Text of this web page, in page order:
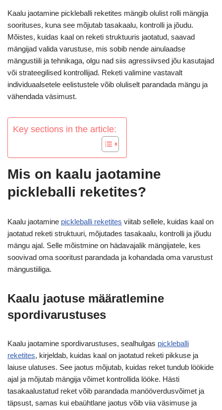
Kaalu jaotamine pickleballi reketites mängib olulist rolli mängija
soorituses, kuna see mõjutab tasakaalu, kontrolli ja jõudu.
Mõistes, kuidas kaal on reketi struktuuris jaotatud, saavad
mängijad valida varustuse, mis sobib nende ainulaadse
mängustiili ja tehnikaga, olgu nad siis agressiivsed jõu kasutajad
või strateegilised kontrollijad. Reketi valimine vastavalt
individuaalsetele eelistustele võib oluliselt parandada mängu ja
vähendada väsimust.
Key sections in the article:
Mis on kaalu jaotamine
pickleballi reketites?
Kaalu jaotamine pickleballi reketites viitab sellele, kuidas kaal on
jaotatud reketi struktuuri, mõjutades tasakaalu, kontrolli ja jõudu
mängu ajal. Selle mõistmine on hädavajalik mängijatele, kes
soovivad oma sooritust parandada ja kohandada oma varustust
mängustiiliga.
Kaalu jaotuse määratlemine
spordivarustuses
Kaalu jaotamine spordivarustuses, sealhulgas pickleballi
reketites, kirjeldab, kuidas kaal on jaotatud reketi pikkuse ja
laiuse ulatuses. See jaotus mõjutab, kuidas reket tundub löökide
ajal ja mõjutab mängija võimet kontrollida lööke. Hästi
tasakaalustatud reket võib parandada manööverdusvõimet ja
täpsust, samas kui ebaühtlane jaotus võib viia väsimuse ja